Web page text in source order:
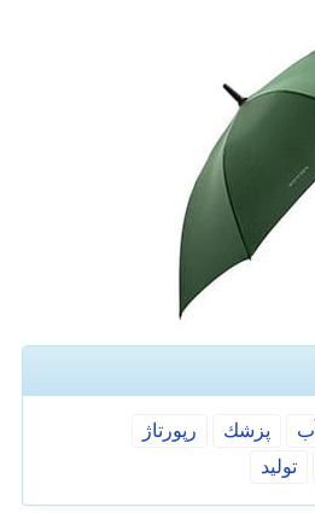
آب پزشك
رپورتاژ
تولید